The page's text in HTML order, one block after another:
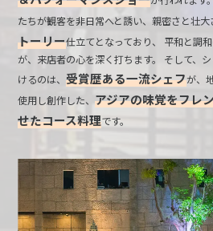
たちが観客を非日常へと誘い、親密さと壮
トーリー仕立てとなっており、 平和と調
が、来店者の心を深く打ちます。 そして、
けるのは、受賞歴ある一流シェフが、
使用し創作した、アジアの味覚をフレ
せたコース料理です。